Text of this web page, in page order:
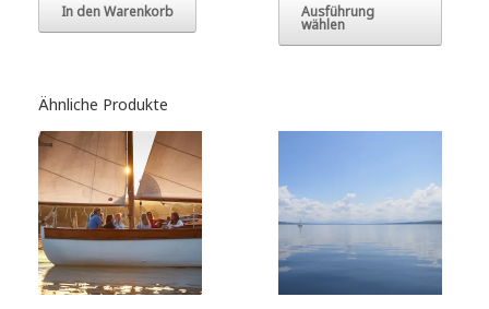
In den Warenkorb Ausführung
wählen
Ähnliche Produkte